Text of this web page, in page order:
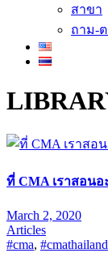
สาขา
ถาม-
ที่ CMA เราสอนอ
March 2, 2020
Articles
#cma, #cmathailand